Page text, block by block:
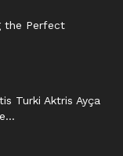
the Perfect
Turki Aktris Ayça